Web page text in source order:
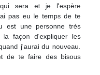
sera et je l'espère
pas eu le temps de te
est une personne très
façon d'expliquer les
j'aurai du nouveau.
de te faire des bisous